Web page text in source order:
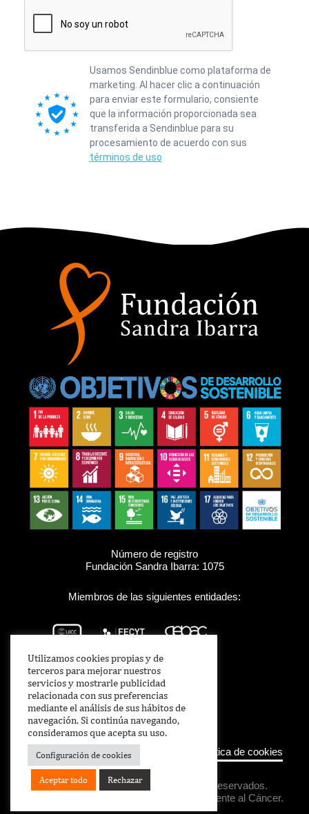
Usamos Sendinblue como plataforma de
marketing. Al hacer clic a continuación
para enviar este formulario, consiente
que la información proporcionada sea
transferida a Sendinblue para su
procesamiento de acuerdo con sus
términos de uso
Número de registro
Fundación Sandra Ibarra: 1075
Miembros de las siguientes entidades:
Aviso legal– Política de Privacidad Política de cookies
Copyright © 2021 Todos los derechos reservados.
Fundación Sandra Ibarra de Solidaridad Frente al Cáncer.
Utilizamos cookies propias y de
terceros para mejorar nuestros
servicios y mostrarle publicidad
relacionada con sus preferencias
mediante el análisis de sus hábitos de
navegación. Si continúa navegando,
consideramos que acepta su uso.
Configuración de cookies
Aceptar todo Rechazar